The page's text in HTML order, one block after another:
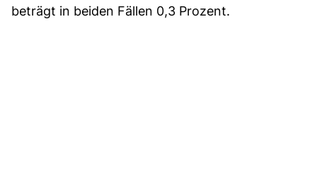
beträgt in beiden Fällen 0,3 Prozent.